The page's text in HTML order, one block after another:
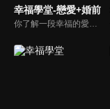
幸福學堂-戀愛+婚前
你了解一段幸福的愛情是如何發展出來的嗎？你對你心中那一個對象，到底是愛還是喜歡？難道喜歡跟愛差距很大嗎？讓我們的大師來消除你心中的疑惑。